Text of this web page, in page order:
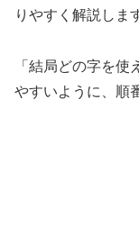
りやすく解説しま
「結局どの字を
やすいように、順